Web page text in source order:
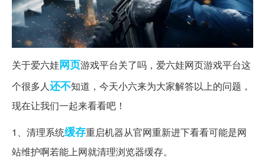
关于爱六娃网页游戏平台关了吗，爱六娃网页游戏平台这
个很多人还不知道，今天小六来为大家解答以上的问题，
现在让我们一起来看看吧！
1、清理系统缓存重启机器从官网重新进下看看可能是网
站维护啊若能上网就清理浏览器缓存。